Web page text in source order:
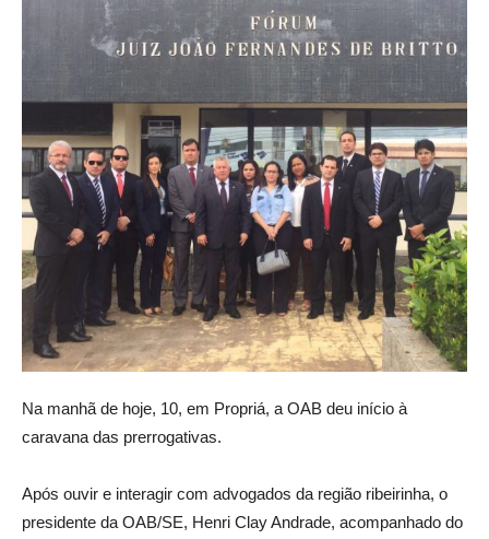
Na manhã de hoje, 10, em Propriá, a OAB deu início à
caravana das prerrogativas.
Após ouvir e interagir com advogados da região ribeirinha, o
presidente da OAB/SE, Henri Clay Andrade, acompanhado do